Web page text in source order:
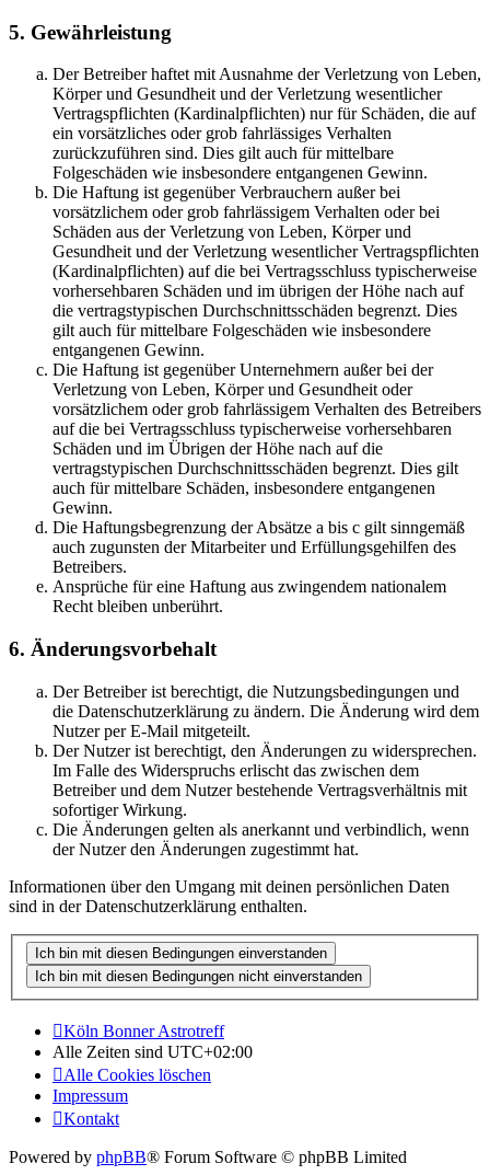
5. Gewährleistung
Der Betreiber haftet mit Ausnahme der Verletzung von Leben,
Körper und Gesundheit und der Verletzung wesentlicher
Vertragspflichten (Kardinalpflichten) nur für Schäden, die auf
ein vorsätzliches oder grob fahrlässiges Verhalten
zurückzuführen sind. Dies gilt auch für mittelbare
Folgeschäden wie insbesondere entgangenen Gewinn.
Die Haftung ist gegenüber Verbrauchern außer bei
vorsätzlichem oder grob fahrlässigem Verhalten oder bei
Schäden aus der Verletzung von Leben, Körper und
Gesundheit und der Verletzung wesentlicher Vertragspflichten
(Kardinalpflichten) auf die bei Vertragsschluss typischerweise
vorhersehbaren Schäden und im übrigen der Höhe nach auf
die vertragstypischen Durchschnittsschäden begrenzt. Dies
gilt auch für mittelbare Folgeschäden wie insbesondere
entgangenen Gewinn.
Die Haftung ist gegenüber Unternehmern außer bei der
Verletzung von Leben, Körper und Gesundheit oder
vorsätzlichem oder grob fahrlässigem Verhalten des Betreibers
auf die bei Vertragsschluss typischerweise vorhersehbaren
Schäden und im Übrigen der Höhe nach auf die
vertragstypischen Durchschnittsschäden begrenzt. Dies gilt
auch für mittelbare Schäden, insbesondere entgangenen
Gewinn.
Die Haftungsbegrenzung der Absätze a bis c gilt sinngemäß
auch zugunsten der Mitarbeiter und Erfüllungsgehilfen des
Betreibers.
Ansprüche für eine Haftung aus zwingendem nationalem
Recht bleiben unberührt.
6. Änderungsvorbehalt
Der Betreiber ist berechtigt, die Nutzungsbedingungen und
die Datenschutzerklärung zu ändern. Die Änderung wird dem
Nutzer per E-Mail mitgeteilt.
Der Nutzer ist berechtigt, den Änderungen zu widersprechen.
Im Falle des Widerspruchs erlischt das zwischen dem
Betreiber und dem Nutzer bestehende Vertragsverhältnis mit
sofortiger Wirkung.
Die Änderungen gelten als anerkannt und verbindlich, wenn
der Nutzer den Änderungen zugestimmt hat.
Informationen über den Umgang mit deinen persönlichen Daten
sind in der Datenschutzerklärung enthalten.
Köln Bonner Astrotreff
Alle Zeiten sind UTC+02:00
Alle Cookies löschen
Impressum
Kontakt
Powered by phpBB® Forum Software © phpBB Limited